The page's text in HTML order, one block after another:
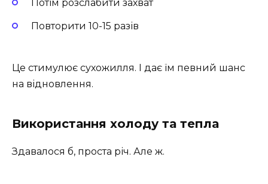
Потім розслабити захват
Повторити 10-15 разів
Це стимулює сухожилля. І дає їм певний шанс
на відновлення.
Використання холоду та тепла
Здавалося б, проста річ. Але ж.